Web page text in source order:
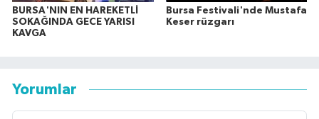
BURSA'NIN EN HAREKETLİ
SOKAĞINDA GECE YARISI
KAVGA
Bursa Festivali'nde Mustafa
Keser rüzgarı
Yorumlar